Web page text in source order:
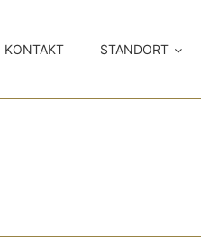
KONTAKT STANDORT